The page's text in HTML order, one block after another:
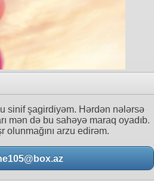
sinif şagirdiyəm. Hərdən nələrsə
mən də bu sahəyə maraq oyadıb.
olunmağını arzu edirəm.